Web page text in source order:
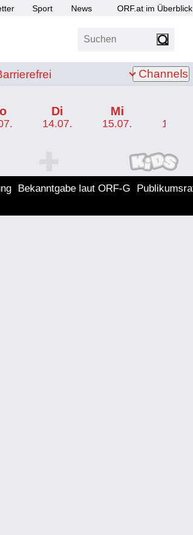
Sport News ORF.at im Überblick
Suchen
Channels
Di
14.07.
Mi
15.07. 16.07.
ORF KIDS Programm
Bekanntgabe laut ORF-G